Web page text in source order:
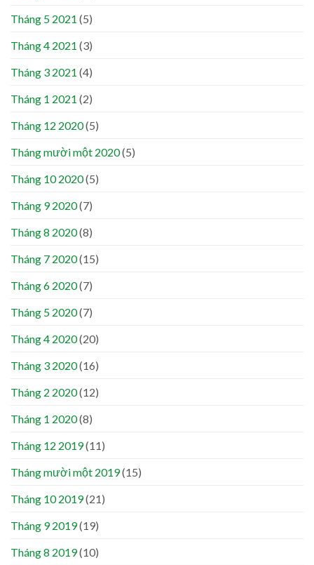
Tháng 5 2021 (5)
Tháng 4 2021 (3)
Tháng 3 2021 (4)
Tháng 1 2021 (2)
Tháng 12 2020(5)
Tháng mười một 2020(5)
Tháng 10 2020(5)
Tháng 9 2020(7)
Tháng 8 2020(8)
Tháng 7 2020(15)
Tháng 6 2020(7)
Tháng 5 2020(7)
Tháng 4 2020(20)
Tháng 3 2020(16)
Tháng 2 2020(12)
Tháng 1 2020(8)
Tháng 12 2019(11)
Tháng mười một 2019(15)
Tháng 10 2019(21)
Tháng 9 2019(19)
Tháng 8 2019(10)